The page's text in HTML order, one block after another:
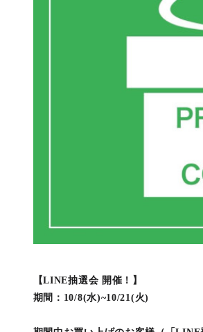
【LINE抽選会 開催！】
期間：10/8(水)~10/21(火)